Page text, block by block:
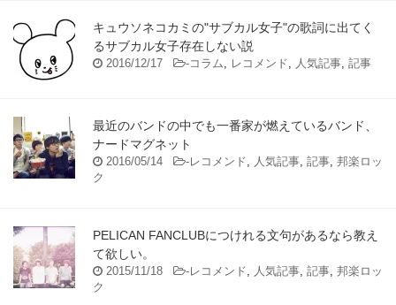
キュウソネコカミの"サブカル女子"の歌詞に出てく
るサブカル女子存在しない説
2016/12/17 -コラム レコメンド 人気記事 記事
最近のバンドの中でも一番家が燃えているバンド、
ナードマグネット
2016/05/14 -レコメンド 人気記事 記事 邦楽ロッ
ク
PELICAN FANCLUBにつけれる文句があるなら教え
て欲しい。
2015/11/18 -レコメンド 人気記事 記事 邦楽ロッ
ク